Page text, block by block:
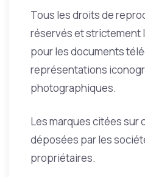
Tous les droits de
réservés et strictement
pour les documents
représentations
photographiques.
Les marques citées sur
déposées par les
propriétaires.